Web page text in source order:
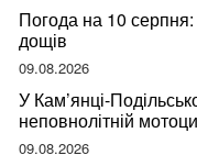
Погода на 10
дощів
09.08.2026
У Кам’янці-
неповнолітній
09.08.2026